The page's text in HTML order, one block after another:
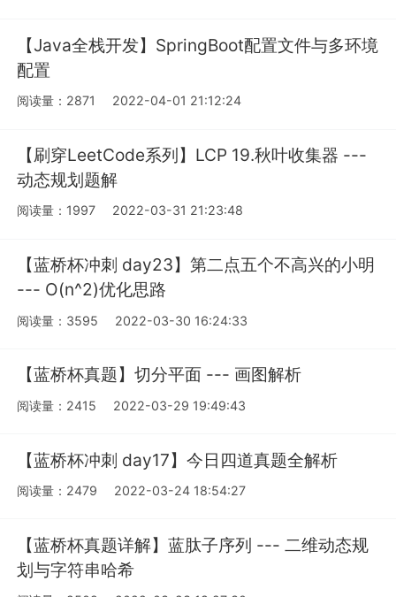
【Java全栈开发】SpringBoot配置文件与多环境
配置
阅读量：2871 2022-04-01 21:12:24
【刷穿LeetCode系列】LCP 19.秋叶收集器 ---
动态规划题解
阅读量：1997 2022-03-31 21:23:48
【蓝桥杯冲刺 day23】第二点五个不高兴的小明
--- O(n^2)优化思路
阅读量：3595 2022-03-30 16:24:33
【蓝桥杯真题】切分平面 --- 画图解析
阅读量：2415 2022-03-29 19:49:43
【蓝桥杯冲刺 day17】今日四道真题全解析
阅读量：2479 2022-03-24 18:54:27
【蓝桥杯真题详解】蓝肽子序列 --- 二维动态规
划与字符串哈希